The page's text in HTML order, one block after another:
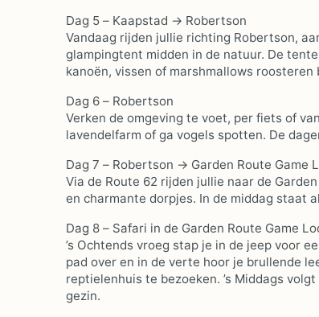
Dag 5 – Kaapstad → Robertson
Vandaag rijden jullie richting Robertson,
glampingtent midden in de natuur. De
kanoën, vissen of marshmallows
Dag 6 – Robertson
Verken de omgeving te voet, per fiets of
lavendelfarm of ga vogels spotten. De
Dag 7 – Robertson → Garden Route Game
Via de Route 62 rijden jullie naar de
en charmante dorpjes. In de middag staat
Dag 8 – Safari in de Garden Route Game
’s Ochtends vroeg stap je in de jeep voor
pad over en in de verte hoor je brullende
reptielenhuis te bezoeken. ’s Middags
gezin.